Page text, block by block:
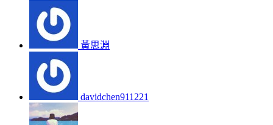
黃思淵
davidchen911221